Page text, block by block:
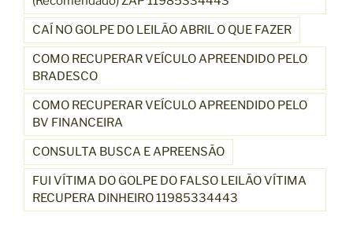
CAÍ NO GOLPE DO LEILÃO ABRIL O QUE FAZER
COMO RECUPERAR VEÍCULO APREENDIDO PELO
BRADESCO
COMO RECUPERAR VEÍCULO APREENDIDO PELO
BV FINANCEIRA
CONSULTA BUSCA E APREENSÃO
FUI VÍTIMA DO GOLPE DO FALSO LEILÃO VÍTIMA
RECUPERA DINHEIRO 11985334443